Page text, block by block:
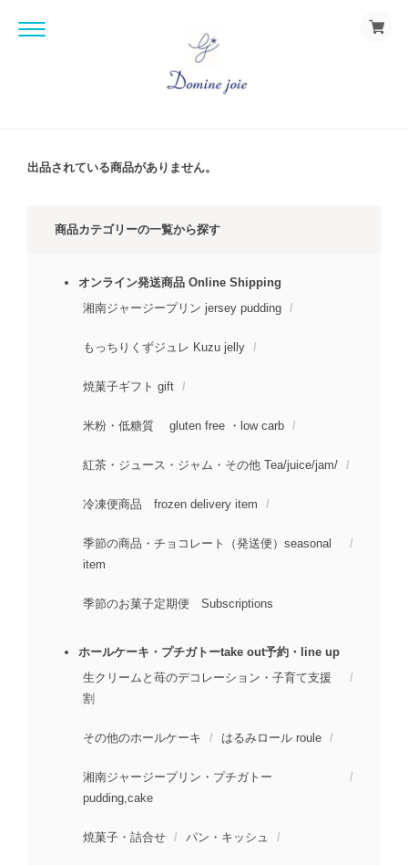
出品されている商品がありません。
商品カテゴリーの一覧から探す
オンライン発送商品 Online Shipping
湘南ジャージープリン jersey pudding
もっちりくずジュレ Kuzu jelly
焼菓子ギフト gift
米粉・低糖質 gluten free ・low carb
紅茶・ジュース・ジャム・その他 Tea/juice/jam/
冷凍便商品 frozen delivery item
季節の商品・チョコレート（発送便）seasonal
item
季節のお菓子定期便 Subscriptions
ホールケーキ・プチガトーtake out予約・line up
生クリームと苺のデコレーション・子育て支援
割
その他のホールケーキ はるみロール roule
湘南ジャージープリン・プチガトー
pudding,cake
焼菓子・詰合せ パン・キッシュ